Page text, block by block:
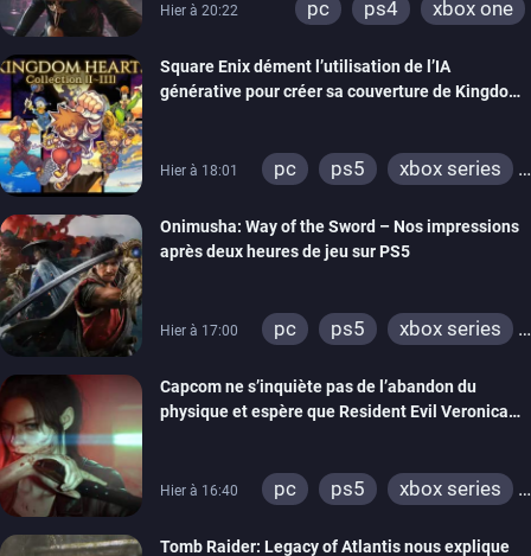
Hier à 20:22 pc ps4 xbox one
Square Enix dément l’utilisation de l’IA
générative pour créer sa couverture de Kingdom
Hier à 18:01 pc ps5
xbox series
Onimusha: Way of the Sword – Nos impressions
après deux heures de jeu sur PS5
Hier à 17:00 pc ps5
xbox series
Capcom ne s’inquiète pas de l’abandon du
physique et espère que Resident Evil Veronica
Hier à 16:40 pc ps5
xbox series
Tomb Raider: Legacy of Atlantis nous explique